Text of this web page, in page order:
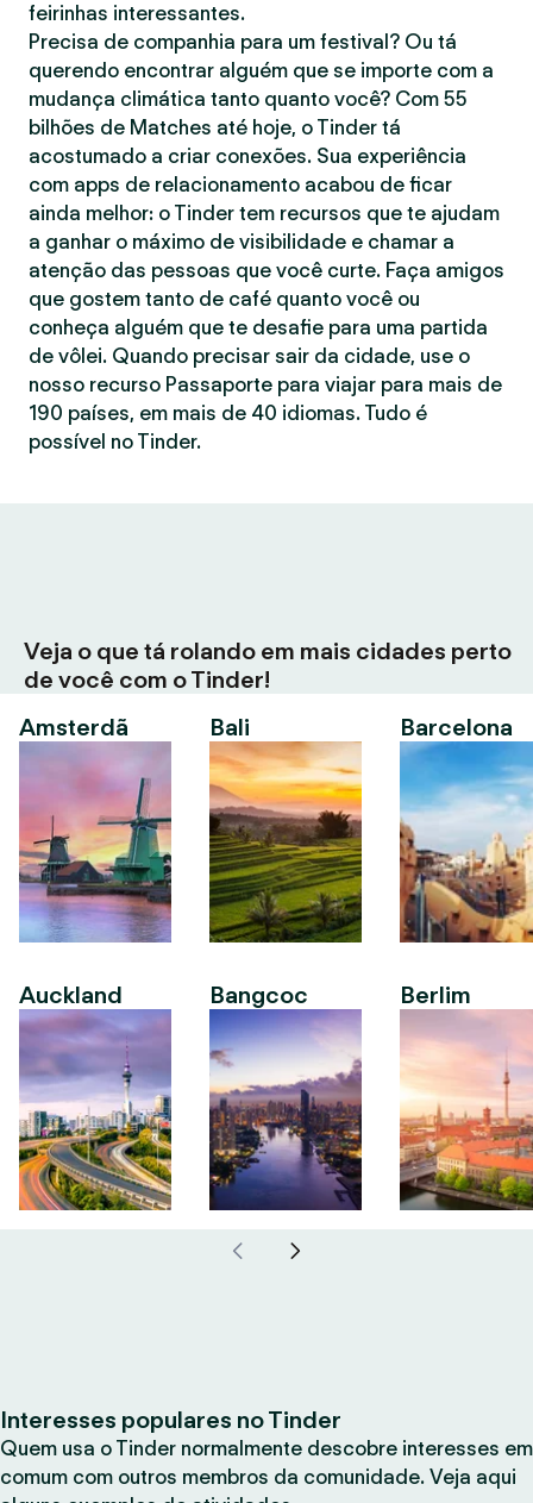
feirinhas interessantes.
Precisa de companhia para um festival? Ou tá
querendo encontrar alguém que se importe com a
mudança climática tanto quanto você? Com 55
bilhões de Matches até hoje, o Tinder tá
acostumado a criar conexões. Sua experiência
com apps de relacionamento acabou de ficar
ainda melhor: o Tinder tem recursos que te ajudam
a ganhar o máximo de visibilidade e chamar a
atenção das pessoas que você curte. Faça amigos
que gostem tanto de café quanto você ou
conheça alguém que te desafie para uma partida
de vôlei. Quando precisar sair da cidade, use o
nosso recurso Passaporte para viajar para mais de
190 países, em mais de 40 idiomas. Tudo é
possível no Tinder.
Veja o que tá rolando em mais cidades perto
de você com o Tinder!
Amsterdã
Auckland
Bali
Bangcoc
Barcelona
Berlim
Interesses populares no Tinder
Quem usa o Tinder normalmente descobre interesses em
comum com outros membros da comunidade. Veja aqui